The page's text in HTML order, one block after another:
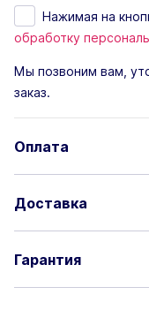
Нажимая на
обработку
Мы позвоним вам,
заказ.
Оплата
Доставка
Гарантия